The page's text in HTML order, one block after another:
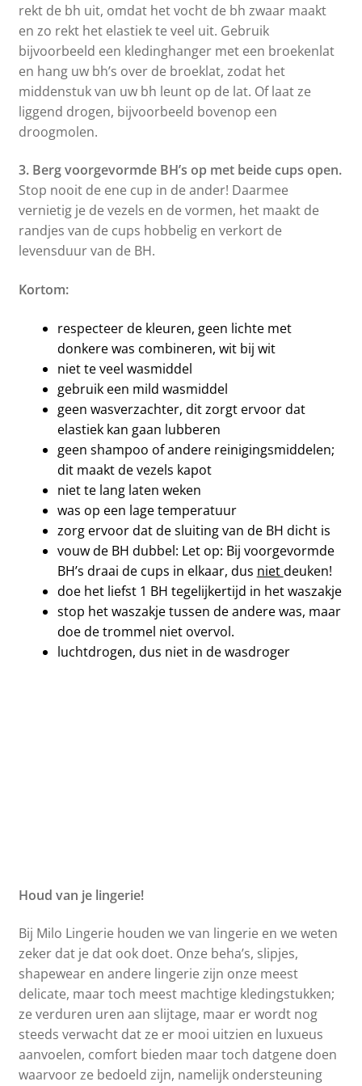
rekt de bh uit, omdat het vocht de bh zwaar maakt
en zo rekt het elastiek te veel uit. Gebruik
bijvoorbeeld een kledinghanger met een broekenlat
en hang uw bh’s over de broeklat, zodat het
middenstuk van uw bh leunt op de lat. Of laat ze
liggend drogen, bijvoorbeeld bovenop een
droogmolen.
3. Berg voorgevormde BH’s op met beide cups open.
Stop nooit de ene cup in de ander! Daarmee
vernietig je de vezels en de vormen, het maakt de
randjes van de cups hobbelig en verkort de
levensduur van de BH.
Kortom:
respecteer de kleuren, geen lichte met
donkere was combineren, wit bij wit
niet te veel wasmiddel
gebruik een mild wasmiddel
geen wasverzachter, dit zorgt ervoor dat
elastiek kan gaan lubberen
geen shampoo of andere reinigingsmiddelen;
dit maakt de vezels kapot
niet te lang laten weken
was op een lage temperatuur
zorg ervoor dat de sluiting van de BH dicht is
vouw de BH dubbel: Let op: Bij voorgevormde
BH’s draai de cups in elkaar, dus nietdeuken!
doe het liefst 1 BH tegelijkertijd in het waszakje
stop het waszakje tussen de andere was, maar
doe de trommel niet overvol.
luchtdrogen, dus niet in de wasdroger
Houd van je lingerie!
Bij Milo Lingerie houden we van lingerie en we weten
zeker dat je dat ook doet. Onze beha’s, slipjes,
shapewear en andere lingerie zijn onze meest
delicate, maar toch meest machtige kledingstukken;
ze verduren uren aan slijtage, maar er wordt nog
steeds verwacht dat ze er mooi uitzien en luxueus
aanvoelen, comfort bieden maar toch datgene doen
waarvoor ze bedoeld zijn, namelijk ondersteuning